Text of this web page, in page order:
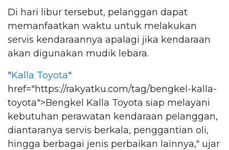
Di hari libur tersebut, pelanggan dapat
memanfaatkan waktu untuk melakukan
servis kendaraannya apalagi jika kendaraan
akan digunakan mudik lebara.
"Kalla Toyota"
href="https://rakyatku.com/tag/bengkel-kalla-
toyota">Bengkel Kalla Toyota siap melayani
kebutuhan perawatan kendaraan pelanggan,
diantaranya servis berkala, penggantian oli,
hingga berbagai jenis perbaikan lainnya," ujar